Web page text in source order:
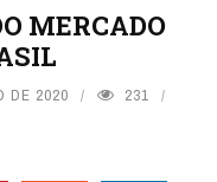
MERCADO
DE 2020
231